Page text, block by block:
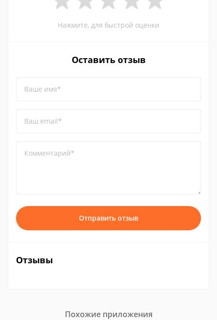
Нажмите, для быстрой оценки
Оставить отзыв
Ваше имя*
Ваш email*
Комментарий*
Отправить отзыв
Отзывы
Похожие приложения